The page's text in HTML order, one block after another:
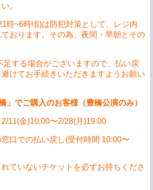
。
時~6時頃)は防犯対策として、レジ内
おります。その為、夜間・早朝とその
足する場合がございますので、払い戻
けてお手続きいただきますようお願い
」でご購⼊のお客様（豊橋公演のみ）
2/11(⾦)10:00〜2/28(⽉)19:00
⼝での払い戻し(受付時間 10:00〜
ていないチケットを必ずお持ちくださ